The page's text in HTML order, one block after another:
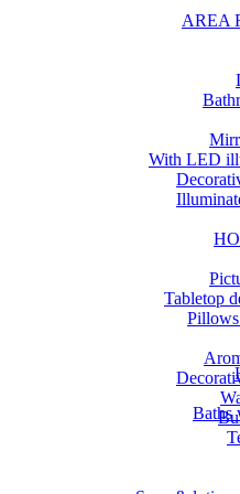
AREA
With LED
Tabletop
Baths